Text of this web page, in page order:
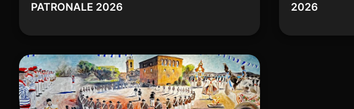
PATRONALE 2026
2026